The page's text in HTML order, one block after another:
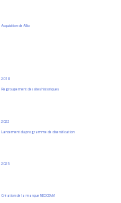
Acquisition de Allio
Regroupement des sites historiques
2018
Lancement du programme de diversification
2022
Création de la marque NEOCEAM
2025